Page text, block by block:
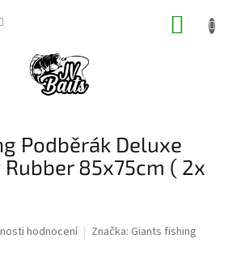
Podběrák Deluxe
85x75cm ( 2x
hodnocení Značka: Giants fishing